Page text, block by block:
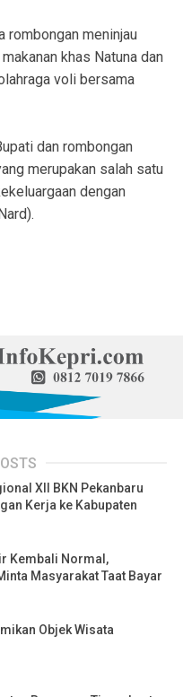
rombongan meninjau
khas Natuna dan
voli bersama
dan rombongan
merupakan salah satu
dengan
XII BKN Pekanbaru
Kerja ke Kabupaten
Kembali Normal,
Masyarakat Taat Bayar
Objek Wisata